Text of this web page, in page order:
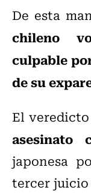
De esta
chileno
culpable
de su
El
asesinato
japonesa
tercer juicio